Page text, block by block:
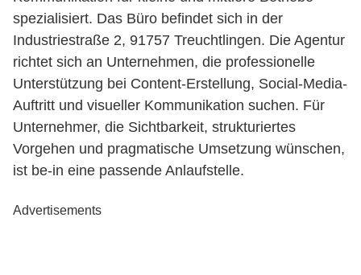
spezialisiert. Das Büro befindet sich in der
Industriestraße 2, 91757 Treuchtlingen. Die Agentur
richtet sich an Unternehmen, die professionelle
Unterstützung bei Content-Erstellung, Social-Media-
Auftritt und visueller Kommunikation suchen. Für
Unternehmer, die Sichtbarkeit, strukturiertes
Vorgehen und pragmatische Umsetzung wünschen,
ist be-in eine passende Anlaufstelle.
Advertisements